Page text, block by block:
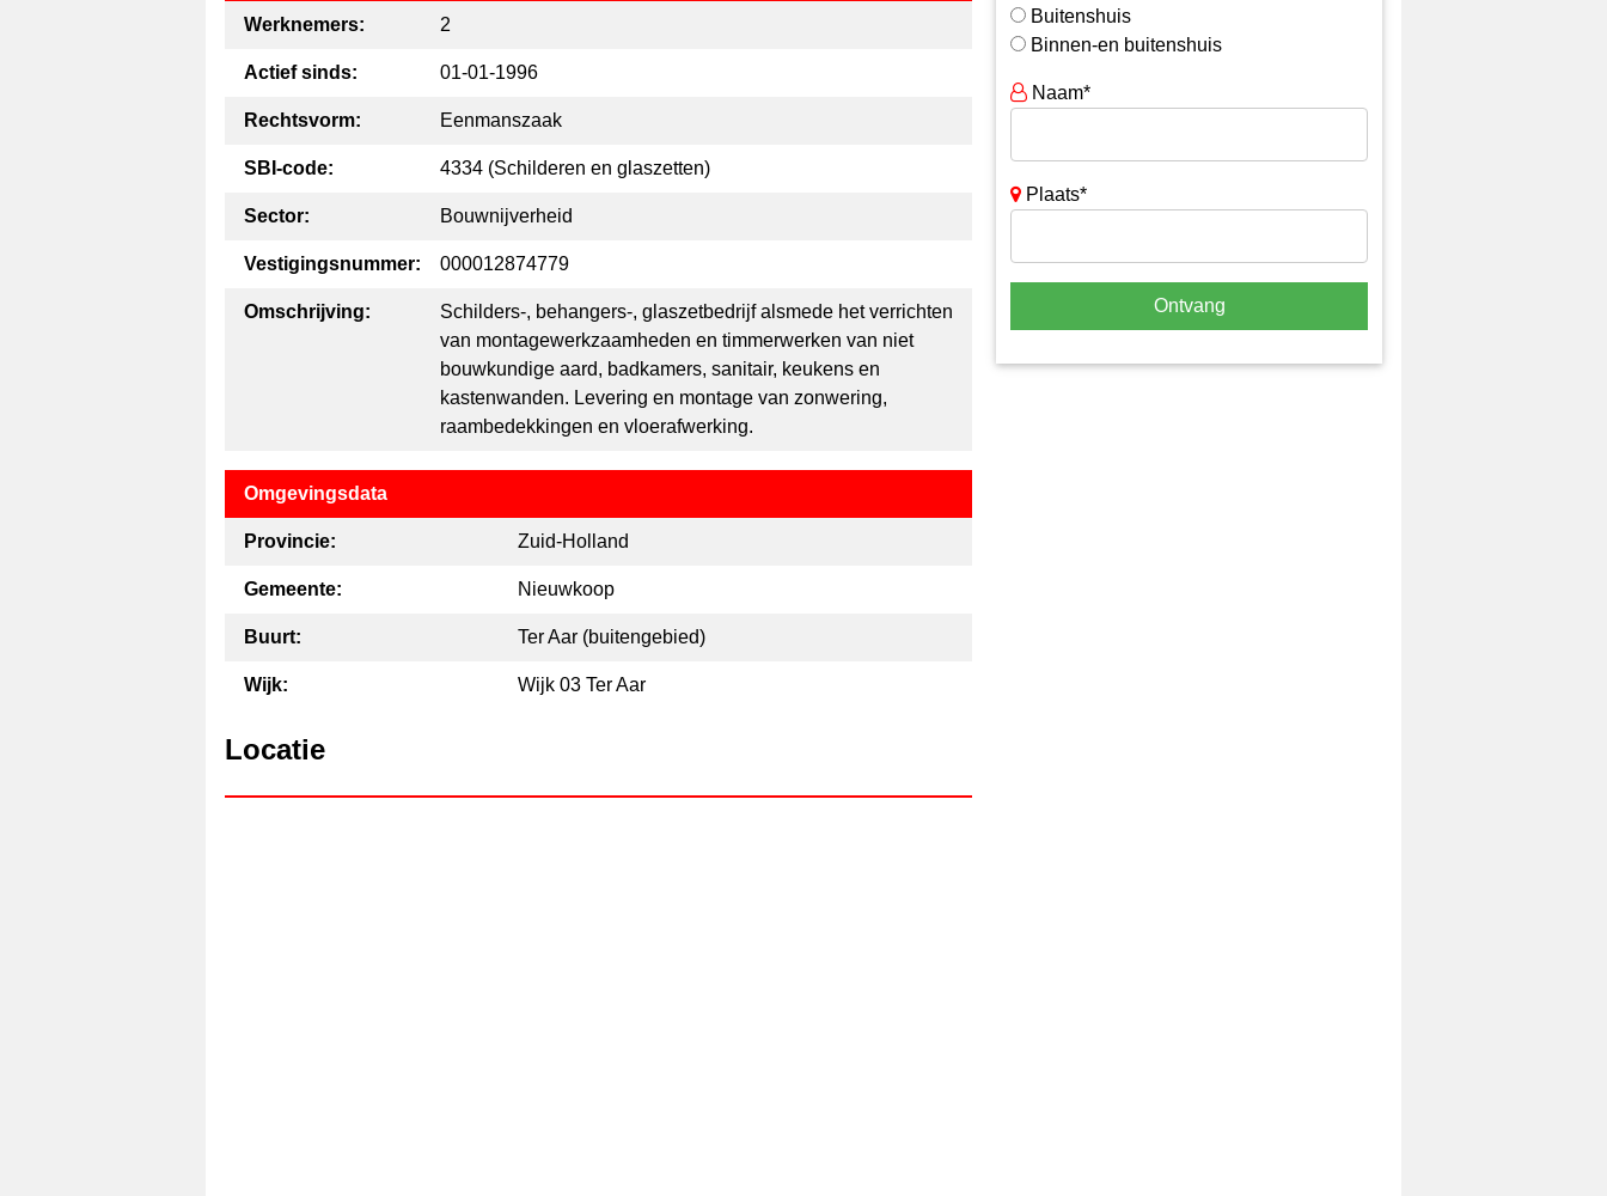
Werknemers: 2
Actief sinds: 01-01-1996
Rechtsvorm: Eenmanszaak
SBI-code: 4334 (Schilderen en glaszetten)
Sector: Bouwnijverheid
Vestigingsnummer: 000012874779
Omschrijving:
Schilders-, behangers-, glaszetbedrijf alsmede het verrichten
van montagewerkzaamheden en timmerwerken van niet
bouwkundige aard, badkamers, sanitair, keukens en
kastenwanden. Levering en montage van zonwering,
raambedekkingen en vloerafwerking.
Omgevingsdata
Provincie: Zuid-Holland
Gemeente: Nieuwkoop
Buurt: Ter Aar (buitengebied)
Wijk: Wijk 03 Ter Aar
Locatie
Buitenshuis
Binnen-en buitenshuis
Naam*
Plaats*
Ontvang